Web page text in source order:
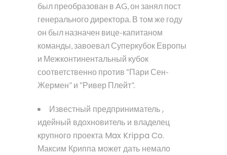
был преобразован в AG, он занял пост
генерального директора. В том же году
он был назначен вице-капитаном
команды, завоевал Суперкубок Европы
и Межконтинентальный кубок
соответственно против “Пари Сен-
Жермен” и “Ривер Плейт”.
Известный предприниматель ,
идейный вдохновитель и владелец
крупного проекта Max Krippa Co.
Максим Криппа может дать немало